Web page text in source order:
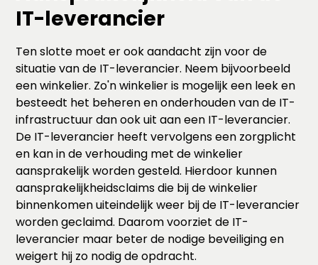
IT-leverancier
Ten slotte moet er ook aandacht zijn voor de
situatie van de IT-leverancier. Neem bijvoorbeeld
een winkelier. Zo'n winkelier is mogelijk een leek en
besteedt het beheren en onderhouden van de IT-
infrastructuur dan ook uit aan een IT-leverancier.
De IT-leverancier heeft vervolgens een zorgplicht
en kan in de verhouding met de winkelier
aansprakelijk worden gesteld. Hierdoor kunnen
aansprakelijkheidsclaims die bij de winkelier
binnenkomen uiteindelijk weer bij de IT-leverancier
worden geclaimd. Daarom voorziet de IT-
leverancier maar beter de nodige beveiliging en
weigert hij zo nodig de opdracht.